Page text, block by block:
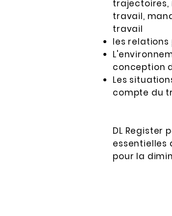
trajectoires,
travail,
travail
les
conception
Les
compte du
DL Register
essentielles
pour la